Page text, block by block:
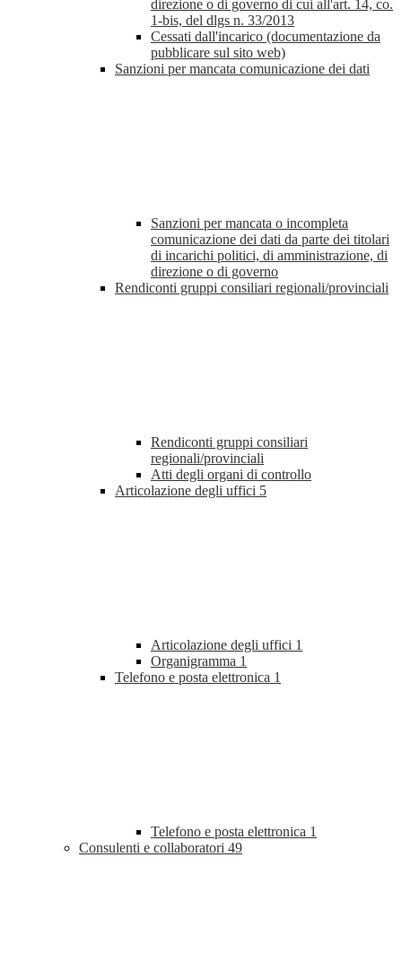
direzione o di governo di cui all'art. 14, co.
1-bis, del dlgs n. 33/2013
Cessati dall'incarico (documentazione da
pubblicare sul sito web)
Sanzioni per mancata comunicazione dei dati
Sanzioni per mancata o incompleta
comunicazione dei dati da parte dei titolari
di incarichi politici, di amministrazione, di
direzione o di governo
Rendiconti gruppi consiliari regionali/provinciali
Rendiconti gruppi consiliari
regionali/provinciali
Atti degli organi di controllo
Articolazione degli uffici 5
Articolazione degli uffici 1
Organigramma 1
Telefono e posta elettronica 1
Telefono e posta elettronica 1
Consulenti e collaboratori 49